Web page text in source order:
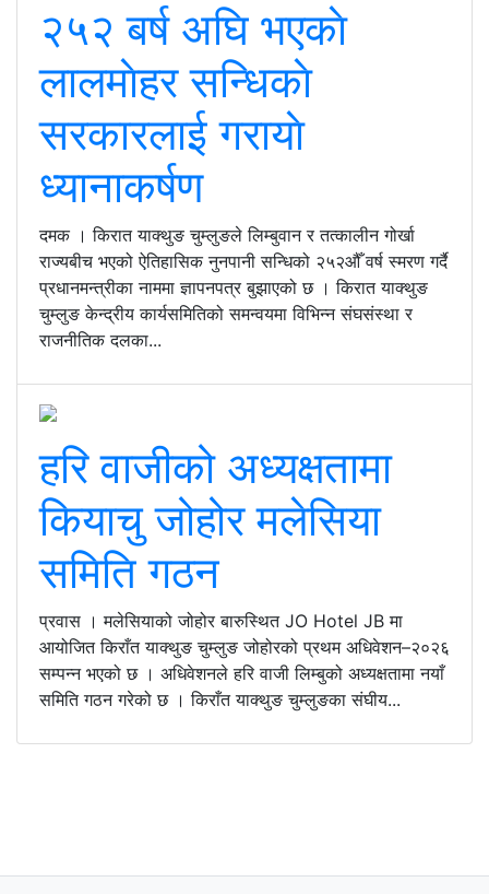
२५२ बर्ष अघि भएकाे
लालमाेहर सन्धिकाे
सरकारलाई गरायाे
ध्यानाकर्षण
दमक । किरात याक्थुङ चुम्लुङले लिम्बुवान र तत्कालीन गोर्खा
राज्यबीच भएको ऐतिहासिक नुनपानी सन्धिको २५२औँ वर्ष स्मरण गर्दै
प्रधानमन्त्रीका नाममा ज्ञापनपत्र बुझाएको छ । किरात याक्थुङ
चुम्लुङ केन्द्रीय कार्यसमितिको समन्वयमा विभिन्न संघसंस्था र
राजनीतिक दलका...
हरि वाजीको अध्यक्षतामा
कियाचु जोहोर मलेसिया
समिति गठन
प्रवास । मलेसियाको जोहोर बारुस्थित JO Hotel JB मा
आयोजित किराँत याक्थुङ चुम्लुङ जोहोरको प्रथम अधिवेशन–२०२६
सम्पन्न भएको छ । अधिवेशनले हरि वाजी लिम्बुको अध्यक्षतामा नयाँ
समिति गठन गरेको छ । किराँत याक्थुङ चुम्लुङका संघीय...